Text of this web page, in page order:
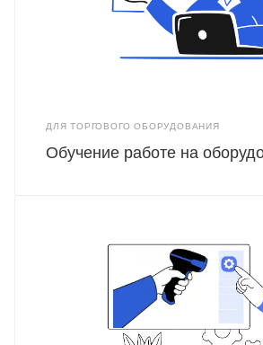
ДЛЯ ТОРГОВОГО ОБОРУДОВАНИЯ
Обучение работе на